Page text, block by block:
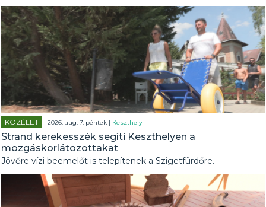
KÖZÉLET | 2026. aug. 7. péntek | Keszthely
Strand kerekesszék segíti Keszthelyen a
mozgáskorlátozottakat
Jövőre vízi beemelőt is telepítenek a Szigetfürdőre.